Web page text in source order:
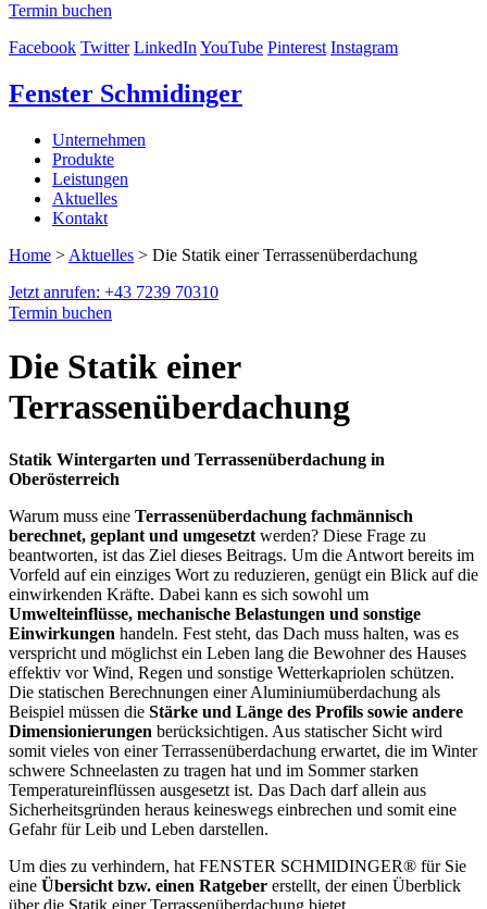
Termin buchen
Facebook Twitter LinkedInYouTube Pinterest Instagram
Fenster Schmidinger
Unternehmen
Produkte
Leistungen
Aktuelles
Kontakt
Home > Aktuelles > Die Statik einer Terrassenüberdachung
Jetzt anrufen: +43 7239 70310
Termin buchen
Die Statik einer
Terrassenüberdachung
Statik Wintergarten und Terrassenüberdachung in
Oberösterreich
Warum muss eine Terrassenüberdachung fachmännisch
berechnet, geplant und umgesetzt werden? Diese Frage zu
beantworten, ist das Ziel dieses Beitrags. Um die Antwort bereits im
Vorfeld auf ein einziges Wort zu reduzieren, genügt ein Blick auf die
einwirkenden Kräfte. Dabei kann es sich sowohl um
Umwelteinflüsse, mechanische Belastungen und sonstige
Einwirkungen handeln. Fest steht, das Dach muss halten, was es
verspricht und möglichst ein Leben lang die Bewohner des Hauses
effektiv vor Wind, Regen und sonstige Wetterkapriolen schützen.
Die statischen Berechnungen einer Aluminiumüberdachung als
Beispiel müssen die Stärke und Länge des Profils sowie andere
Dimensionierungen berücksichtigen. Aus statischer Sicht wird
somit vieles von einer Terrassenüberdachung erwartet, die im Winter
schwere Schneelasten zu tragen hat und im Sommer starken
Temperatureinflüssen ausgesetzt ist. Das Dach darf allein aus
Sicherheitsgründen heraus keineswegs einbrechen und somit eine
Gefahr für Leib und Leben darstellen.
Um dies zu verhindern, hat FENSTER SCHMIDINGER® für Sie
eine Übersicht bzw. einen Ratgeber erstellt, der einen Überblick
über die Statik einer Terrassenüberdachung bietet.